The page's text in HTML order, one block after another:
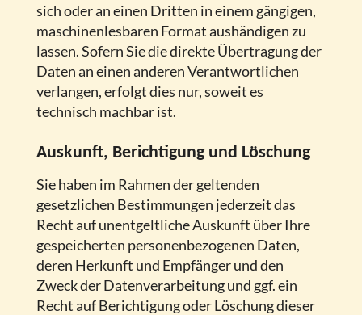
sich oder an einen Dritten in einem gängigen,
maschinenlesbaren Format aushändigen zu
lassen. Sofern Sie die direkte Übertragung der
Daten an einen anderen Verantwortlichen
verlangen, erfolgt dies nur, soweit es
technisch machbar ist.
Auskunft, Berichtigung und Löschung
Sie haben im Rahmen der geltenden
gesetzlichen Bestimmungen jederzeit das
Recht auf unentgeltliche Auskunft über Ihre
gespeicherten personenbezogenen Daten,
deren Herkunft und Empfänger und den
Zweck der Datenverarbeitung und ggf. ein
Recht auf Berichtigung oder Löschung dieser